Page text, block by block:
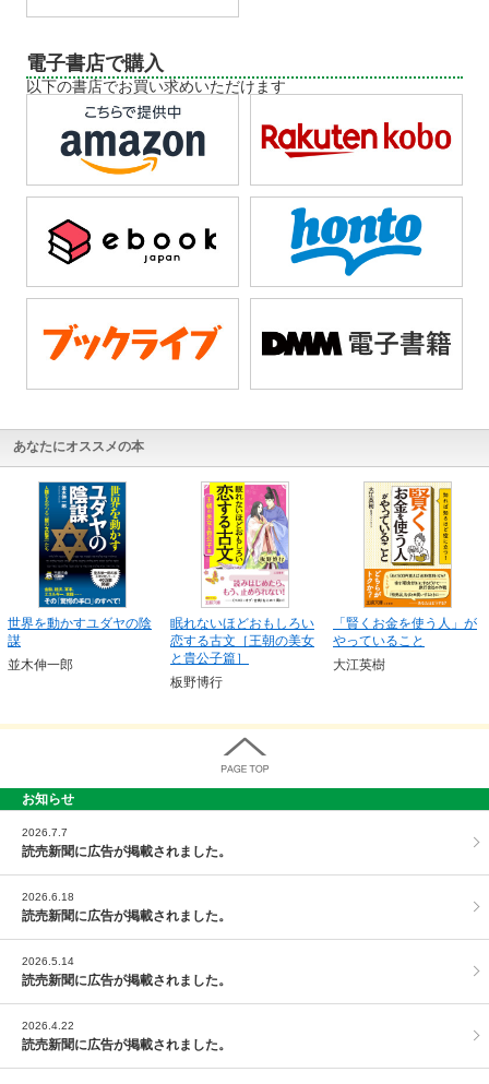
電子書店で購入
以下の書店でお買い求めいただけます
あなたにオススメの本
世界を動かすユダヤの陰
謀
並木伸一郎
眠れないほどおもしろい
恋する古文［王朝の美女
と貴公子篇］
板野博行
「賢くお金を使う人」が
やっていること
大江英樹
お知らせ
2026.7.7
読売新聞に広告が掲載されました。
2026.6.18
読売新聞に広告が掲載されました。
2026.5.14
読売新聞に広告が掲載されました。
2026.4.22
読売新聞に広告が掲載されました。
PAGE TOP